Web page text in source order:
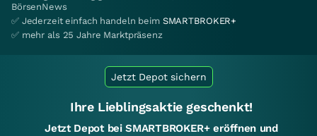
BörsenNews
✅ Jederzeit einfach handeln beim SMARTBROKER+
✅ mehr als 25 Jahre Marktpräsenz
Jetzt Depot sichern
Ihre Lieblingsaktie geschenkt!
Jetzt Depot bei SMARTBROKER+ eröffnen und